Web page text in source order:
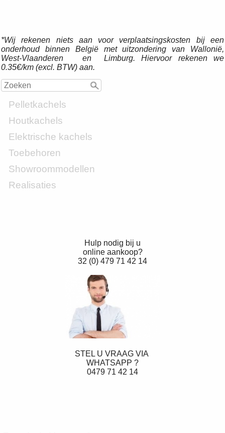
Pelletkachels
Houtkachels
Elektrische kachels
Toebehoren
Showroommodellen
Realisaties
Hulp nodig bij u
online aankoop?
32 (0) 479 71 42 14
STEL U VRAAG VIA
WHATSAPP ?
0479 71 42 14
*Wij rekenen niets aan voor verplaatsingskosten bij een
onderhoud binnen België met uitzondering van Wallonië,
West-Vlaanderen en
Limburg. Hiervoor rekenen we
0.35€/km (excl. BTW) aan.